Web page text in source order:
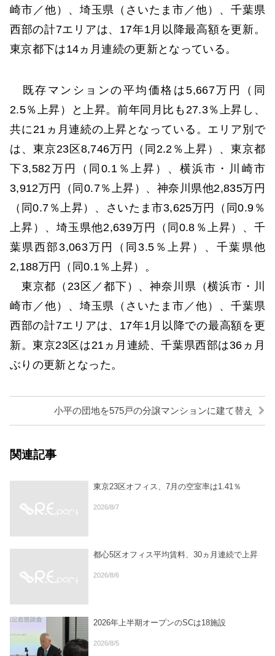
崎市／他）、埼玉県（さいたま市／他）、千葉県
西部の計7エリアは、17年1月以降最高額を更新。
東京都下は14ヵ月連続の更新となっている。
既存マンションの平均価格は5,667万円（同
2.5％上昇）と上昇。前年同月比も27.3％上昇し、
共に21ヵ月連続の上昇となっている。エリア別で
は、東京23区8,746万円（同2.2％上昇）、東京都
下3,582万円（同0.1％上昇）、横浜市・川崎市
3,912万円（同0.7％上昇）、神奈川県他2,835万円
（同0.7％上昇）、さいたま市3,625万円（同0.9％
上昇）、埼玉県他2,639万円（同0.8％上昇）、千
葉県西部3,063万円（同3.5％上昇）、千葉県他
2,188万円（同0.1％上昇）。
東京都（23区／都下）、神奈川県（横浜市・川
崎市／他）、埼玉県（さいたま市／他）、千葉県
西部の計7エリアは、17年1月以降での最高額を更
新。東京23区は21ヵ月連続、千葉県西部は36ヵ月
ぶりの更新となった。
小平の団地を575戸の分譲マンションに建て替え
関連記事
東京23区オフィス、7月の空室率は1.41％
2026/8/7
都心5区オフィス平均賃料、30ヵ月連続で上昇
2026/8/6
2026年上半期オープンのSCは18施設
2026/8/5